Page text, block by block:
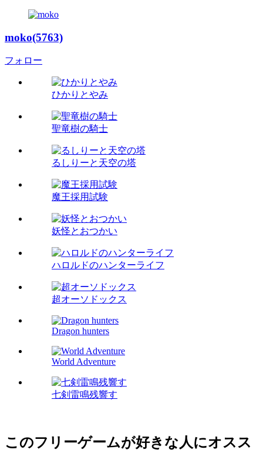
moko(5763)
フォロー
ひかりとやみ
聖竜樹の騎士
るしりーと天空の塔
魔王採用試験
妖怪とおつかい
ハロルドのハンターライフ
超オーソドックス
Dragon hunters
World Adventure
七剣雷鳴残響す
このフリーゲームが好きな人にオスス